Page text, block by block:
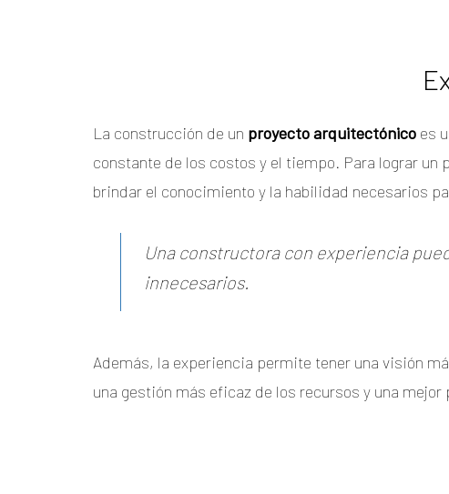
La construcción de un proyecto arquitectónico es
constante de los costos y el tiempo. Para lograr
brindar el conocimiento y la habilidad necesarios
Una constructora con experiencia
innecesarios.
Además, la experiencia permite tener una visión
una gestión más eficaz de los recursos y una